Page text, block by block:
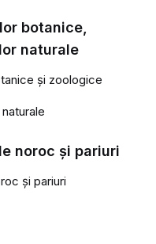
botanice,
naturale
şi zoologice
noroc şi pariuri
şi pariuri